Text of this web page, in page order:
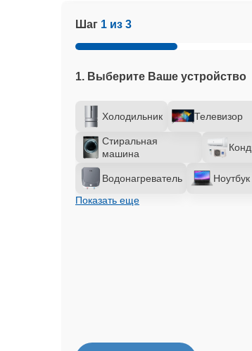
Шаг 1 из 3
1. Выберите Ваше устройство
Холодильник Телевизор
Стиральная
машина
Водонагреватель
Ноутбук
Показать еще